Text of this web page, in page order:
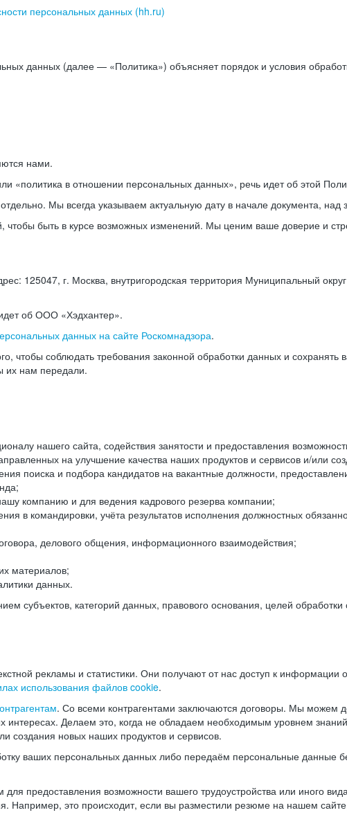
персональных данных (hh.ru)
данных (далее — «Политика») объясняет порядок и условия
нами.
«политика в отношении персональных данных», речь идет об этой
Мы всегда указываем актуальную дату в начале документа, над
чтобы быть в курсе возможных изменений. Мы ценим ваше доверие и
г. Москва, внутригородская территория Муниципальный округ
об ООО «Хэдхантер».
данных на сайте Роскомнадзора.
чтобы соблюдать требования законной обработки данных и
их нам передали.
нашего сайта, содействия занятости и предоставления
на улучшение качества наших продуктов и сервисов и/или
поиска и подбора кандидатов на вакантные должности,
компанию и для ведения кадрового резерва компании;
в командировки, учёта результатов исполнения должностных
делового общения, информационного взаимодействия;
материалов;
данных.
субъектов, категорий данных, правового основания, целей
рекламы и статистики. Они получают от нас доступ к
использования файлов cookie.
. Со всеми контрагентами заключаются договоры. Мы можем
интересах. Делаем это, когда не обладаем необходимым уровнем
создания новых наших продуктов и сервисов.
ваших персональных данных либо передаём персональные данные
предоставления возможности вашего трудоустройства или иного
Например, это происходит, если вы разместили резюме на нашем